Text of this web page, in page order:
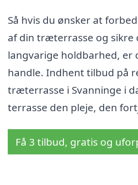
Så hvis du ønsker at
af din træterrasse og sikre
langvarige holdbarhed, er
handle. Indhent tilbud på
træterrasse i Svanninge i
terrasse den pleje, den
Få 3 tilbud, gratis og